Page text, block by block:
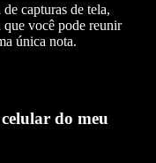
capturas de tela,
você pode reunir
única nota.
do meu